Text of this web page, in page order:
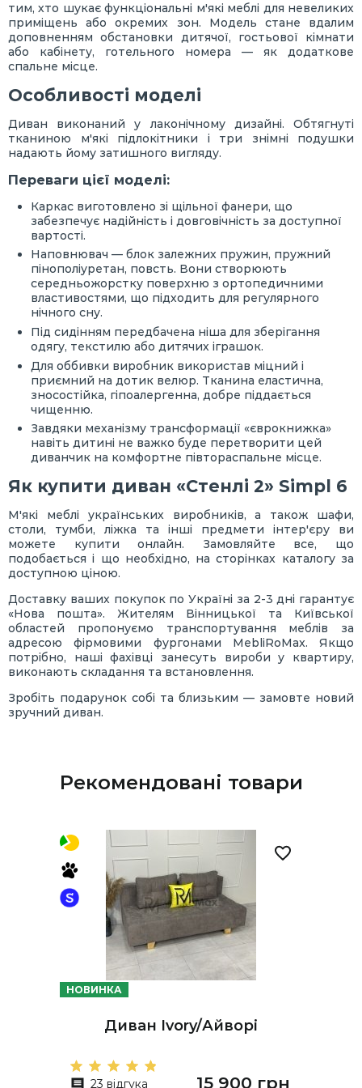
тим, хто шукає функціональні м'які меблі для невеликих
приміщень або окремих зон. Модель стане вдалим
доповненням обстановки дитячої, гостьової кімнати
або кабінету, готельного номера — як додаткове
спальне місце.
Особливості моделі
Диван виконаний у лаконічному дизайні. Обтягнуті
тканиною м'які підлокітники і три знімні подушки
надають йому затишного вигляду.
Переваги цієї моделі:
Каркас виготовлено зі щільної фанери, що
забезпечує надійність і довговічність за доступної
вартості.
Наповнювач — блок залежних пружин, пружний
пінополіуретан, повсть. Вони створюють
середньожорстку поверхню з ортопедичними
властивостями, що підходить для регулярного
нічного сну.
Під сидінням передбачена ніша для зберігання
одягу, текстилю або дитячих іграшок.
Для оббивки виробник використав міцний і
приємний на дотик велюр. Тканина еластична,
зносостійка, гіпоалергенна, добре піддається
чищенню.
Завдяки механізму трансформації «єврокнижка»
навіть дитині не важко буде перетворити цей
диванчик на комфортне півтораспальне місце.
Як купити диван «Стенлі 2» Simpl 6
М'які меблі українських виробників, а також шафи,
столи, тумби, ліжка та інші предмети інтер'єру ви
можете купити онлайн. Замовляйте все, що
подобається і що необхідно, на сторінках каталогу за
доступною ціною.
Доставку ваших покупок по Україні за 2-3 дні гарантує
«Нова пошта». Жителям Вінницької та Київської
областей пропонуємо транспортування меблів за
адресою фірмовими фургонами MebliRoMax. Якщо
потрібно, наші фахівці занесуть вироби у квартиру,
виконають складання та встановлення.
Зробіть подарунок собі та близьким — замовте новий
зручний диван.
Рекомендовані товари
НОВИНКА
Диван Ivory/Айворі
23 відгука 15 900 грн